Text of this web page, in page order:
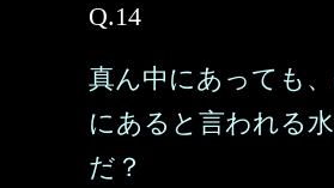
Q.14
真ん中にあっても
にあると言われる
だ？